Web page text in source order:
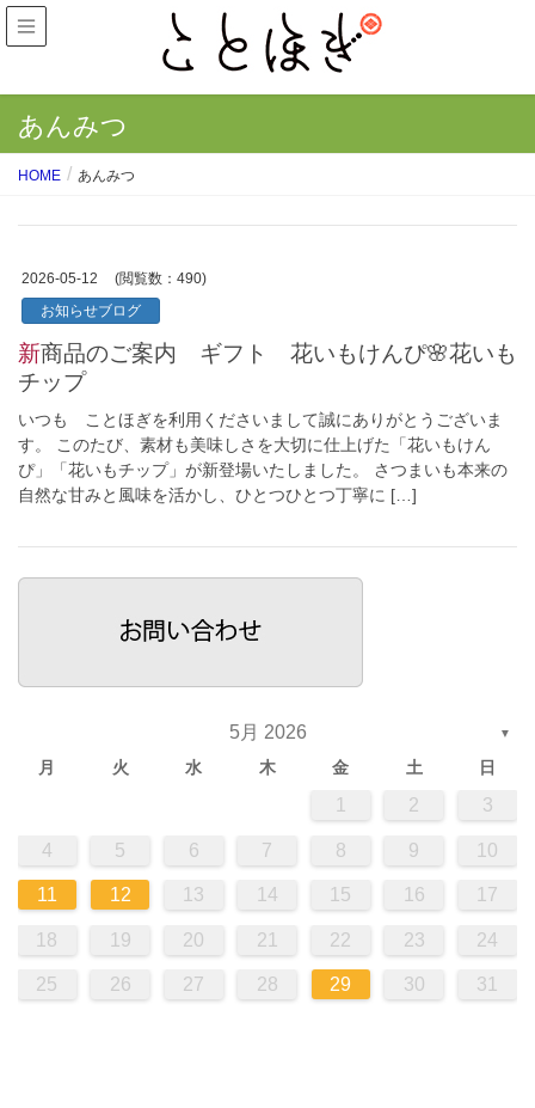
あんみつ
HOME あんみつ
2026-05-12
(閲覧数：490)
お知らせブログ
新商品のご案内 ギフト 花いもけんぴ🌸花いも
チップ
いつも ことほぎを利用くださいまして誠にありがとうございま
す。 このたび、素材も美味しさを大切に仕上げた「花いもけん
ぴ」「花いもチップ」が新登場いたしました。 さつまいも本来の
自然な甘みと風味を活かし、ひとつひとつ丁寧に […]
5月 2026 ▼
月 火 水 木 金 土 日
1 2 3
4 5 6 7 8 9 10
11 12 13 14 15 16 17
18 19 20 21 22 23 24
25 26 27 28 29 30 31